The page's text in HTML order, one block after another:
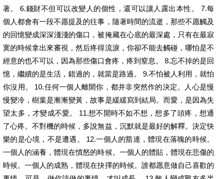
著。 6.錢財不但可以改變人的個性，還可以讓人露出本性。 7.每
個人都會有一段不愿提及的往事，隨著時間的流逝，那些不愿觸及
的回憶變成深深淺淺的傷口，被掩藏在心底的最深處，只有在最寂
寞的時候拿出來審視，然后疼得流淚，你卻不能去觸碰，哪怕是不
經意的也不可以，因為那些傷口會疼，疼到窒息。 8.忘不掉的是回
憶，繼續的是生活，錯過的，就當是路過。 9.不怕被人利用，就怕
你沒用。 10.任何一個人離開你，都并非突然作的決定。人心是慢
慢變冷，樹葉是漸漸變黃，故事是緩緩寫到結局。而愛，是因為失
望太多，才變成不愛。 11.想不開時不如不想，想多了頭疼，想通
了心疼。不對機的時候，多說無益，沉默就是最好的解釋。決定快
樂的是心境，不是遭遇。 12.一個人的豁達，體現在落魄的時候。
一個人的涵養，體現在憤怒的時候。一個人的體貼，體現在悲傷的
時候。一個人的成熟，體現在抉擇的時候。誰都愿意做自己喜歡的